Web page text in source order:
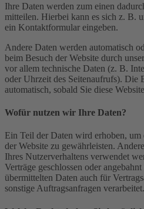
Ihre Daten werden zum einen
mitteilen. Hierbei kann es sich z. B.
ein Kontaktformular eingeben.
Andere Daten werden automatisch
beim Besuch der Website durch
vor allem technische Daten (z. B.
oder Uhrzeit des Seitenaufrufs). Die
automatisch, sobald Sie diese
Wofür nutzen wir Ihre Daten?
Ein Teil der Daten wird erhoben,
der Website zu gewährleisten.
Ihres Nutzerverhaltens verwendet
Verträge geschlossen oder
übermittelten Daten auch für
sonstige Auftragsanfragen verarbeitet.